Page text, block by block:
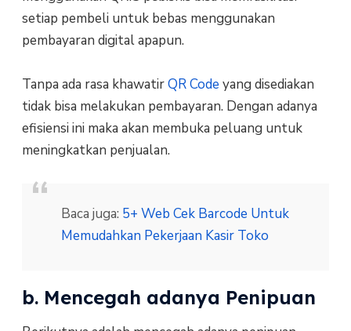
setiap pembeli untuk bebas menggunakan
pembayaran digital apapun.
Tanpa ada rasa khawatirQR Code yang disediakan
tidak bisa melakukan pembayaran. Dengan adanya
efisiensi ini maka akan membuka peluang untuk
meningkatkan penjualan.
Baca juga: 5+ Web Cek Barcode Untuk
Memudahkan Pekerjaan Kasir Toko
b. Mencegah adanya Penipuan